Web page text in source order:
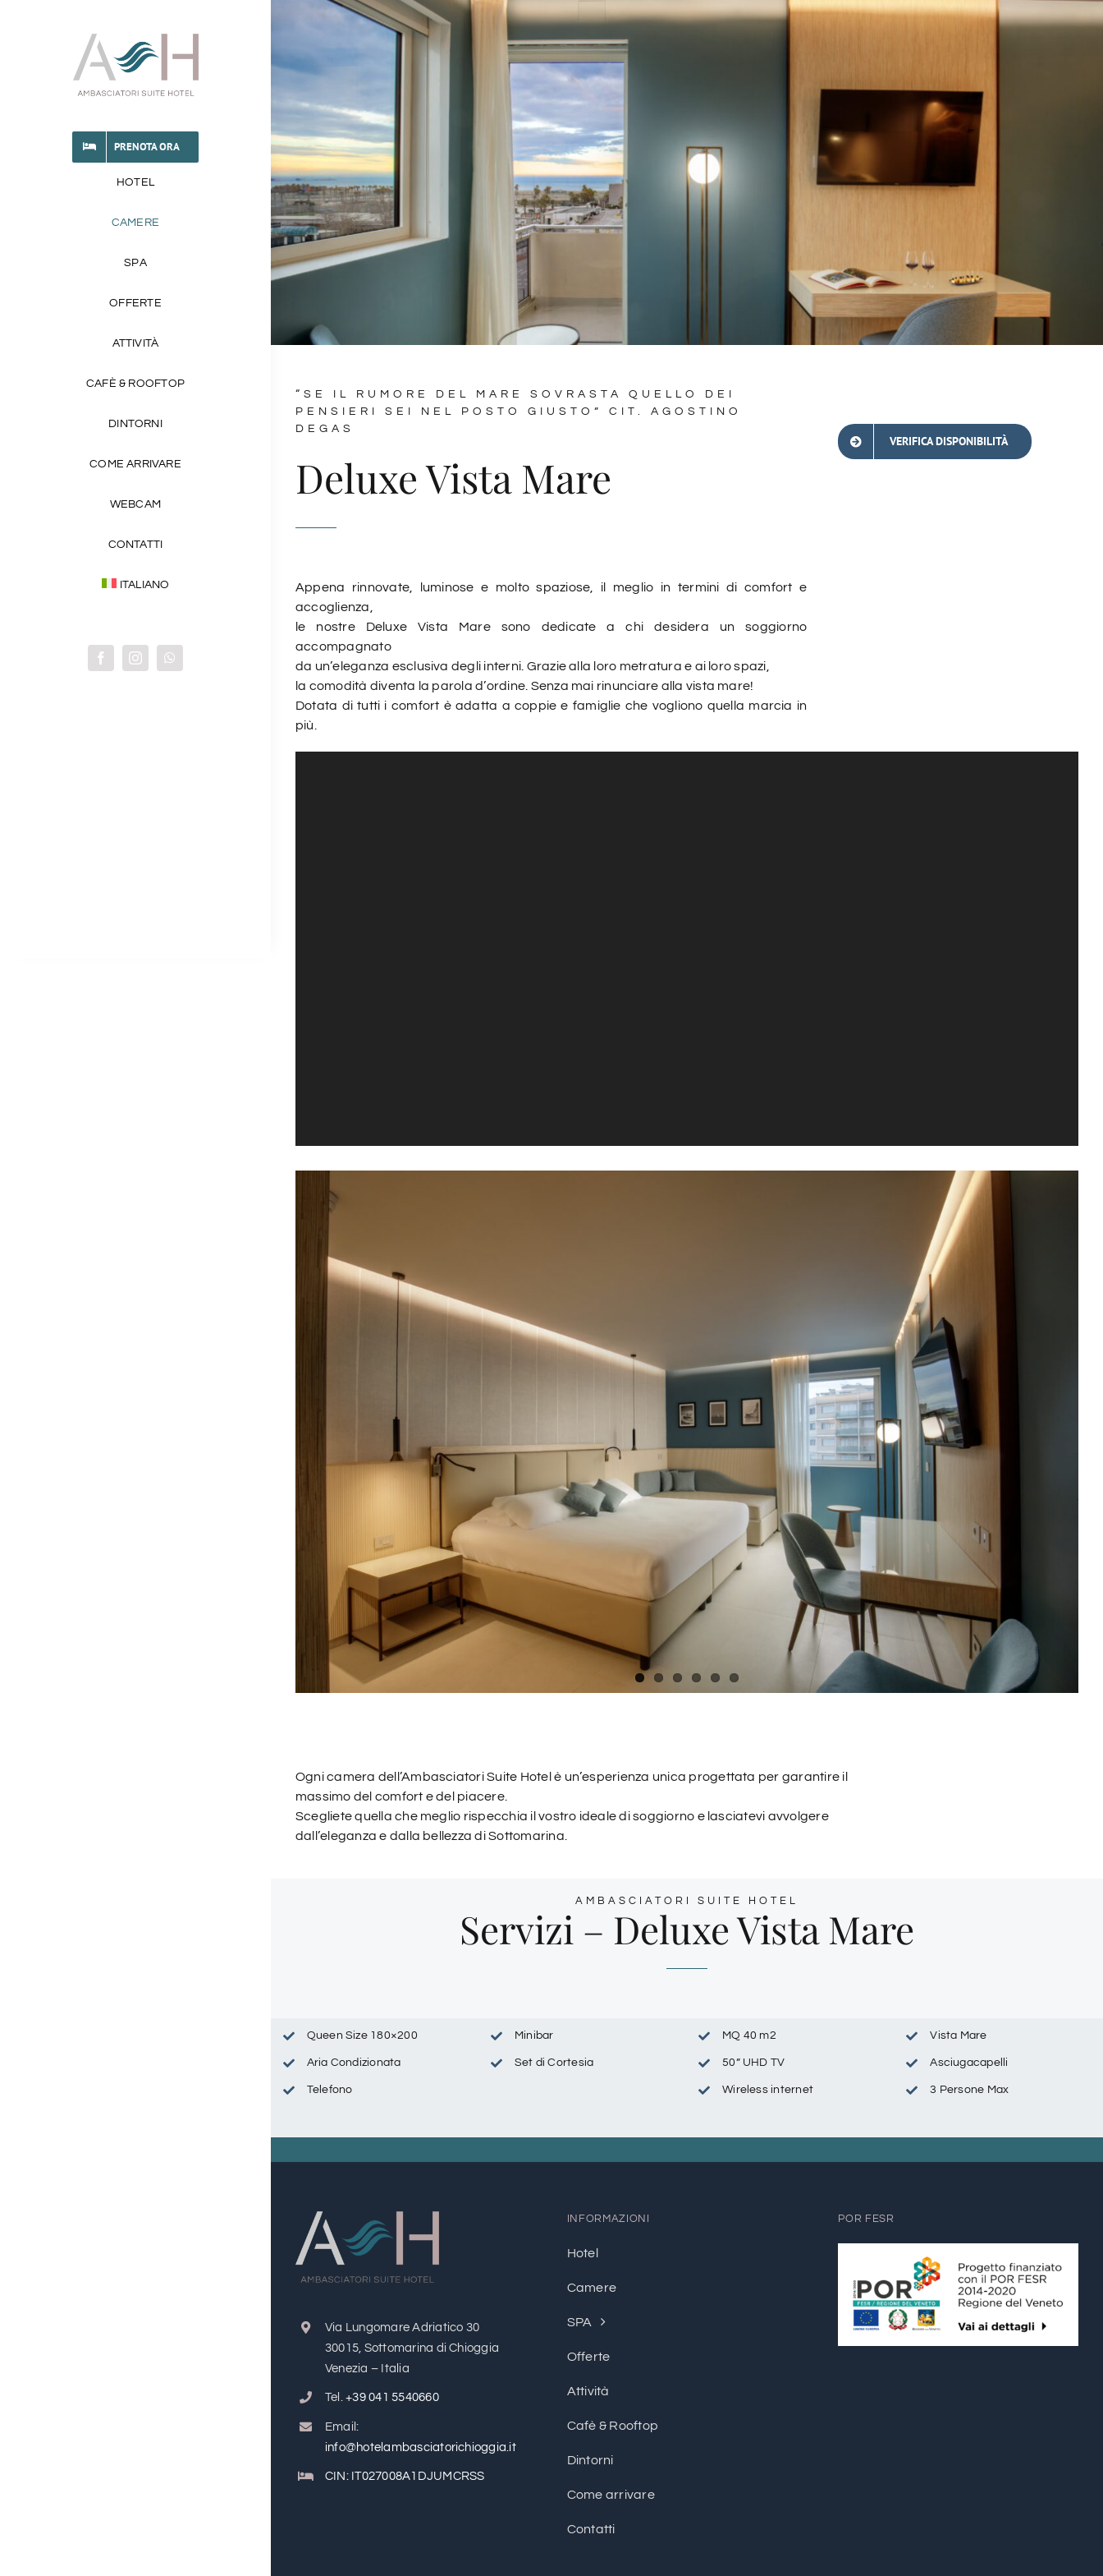
PRENOTA ORA
HOTEL
CAMERE
SPA
OFFERTE
ATTIVITÀ
CAFÈ & ROOFTOP
DINTORNI
COME ARRIVARE
WEBCAM
CONTATTI
ITALIANO
“SE IL RUMORE DEL MARE SOVRASTA QUELLO DEI
PENSIERI SEI NEL POSTO GIUSTO” CIT. AGOSTINO
DEGAS
Deluxe Vista Mare
Appena rinnovate, luminose e molto spaziose, il meglio in termini di comfort e
accoglienza,
le nostre Deluxe Vista Mare sono dedicate a chi desidera un soggiorno
accompagnato
da un’eleganza esclusiva degli interni. Grazie alla loro metratura e ai loro spazi,
la comodità diventa la parola d’ordine. Senza mai rinunciare alla vista mare!
Dotata di tutti i comfort è adatta a coppie e famiglie che vogliono quella marcia in
più.
VERIFICA DISPONIBILITÀ
Ogni camera dell’Ambasciatori Suite Hotel è un’esperienza unica progettata per garantire il
massimo del comfort e del piacere.
Scegliete quella che meglio rispecchia il vostro ideale di soggiorno e lasciatevi avvolgere
dall’eleganza e dalla bellezza di Sottomarina.
AMBASCIATORI SUITE HOTEL
Servizi – Deluxe Vista Mare
Queen Size 180×200
Aria Condizionata
Telefono
Minibar
Set di Cortesia
MQ 40 m2
50” UHD TV
Wireless internet
Vista Mare
Asciugacapelli
3 Persone Max
Via Lungomare Adriatico 30
30015, Sottomarina di Chioggia
Venezia – Italia
Tel.+39 041 5540660
Email:
info@hotelambasciatorichioggia.it
CIN: IT027008A1DJUMCRSS
INFORMAZIONI
Hotel
Camere
SPA
Offerte
Attività
Cafè & Rooftop
Dintorni
Come arrivare
Contatti
POR FESR